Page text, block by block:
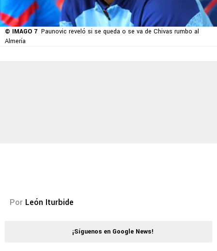
© IMAGO 7 Paunovic reveló si se queda o se va de Chivas rumbo al
Almería
Por León Iturbide
¡Síguenos en Google News!